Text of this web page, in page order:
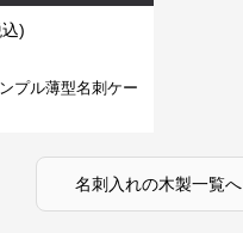
)
プル薄型名刺ケー
名刺入れの木製一覧へ